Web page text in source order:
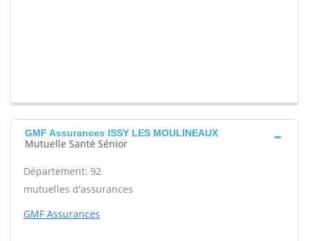
GMF Assurances ISSY LES MOULINEAUX
Mutuelle Santé Sénior
Département: 92
mutuelles d'assurances
GMF Assurances